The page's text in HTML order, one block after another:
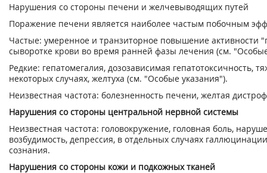
Нарушения со стороны печени и желчевыводящих путей
Поражение печени является наиболее частым побочным
Частые: умеренное и транзиторное повышение активности
сыворотке крови во время ранней фазы лечения (см.
Редкие: гепатомегалия, дозозависимая гепатотоксичность,
некоторых случаях, желтуха (см. "Особые указания").
Неизвестная частота: болезненность печени, желтая
Нарушения со стороны центральной нервной системы
Неизвестная частота: головокружение, головная боль,
возбудимость, депрессия, в отдельных случаях
сознания.
Нарушения со стороны кожи и подкожных тканей